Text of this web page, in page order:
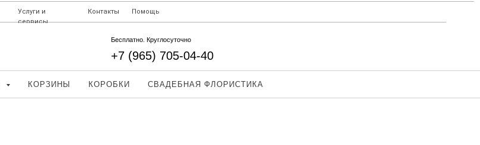
Услуги и
сервисы
Контакты Помощь
Бесплатно. Круглосуточно
+7 (965) 705-04-40
КОРЗИНЫ КОРОБКИ СВАДЕБНАЯ ФЛОРИСТИКА